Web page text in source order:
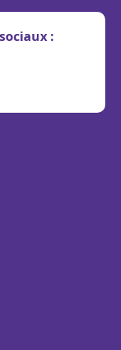
: